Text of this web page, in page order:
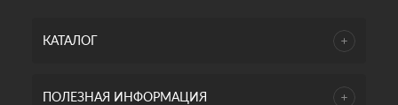
КАТАЛОГ
ПОЛЕЗНАЯ ИНФОРМАЦИЯ